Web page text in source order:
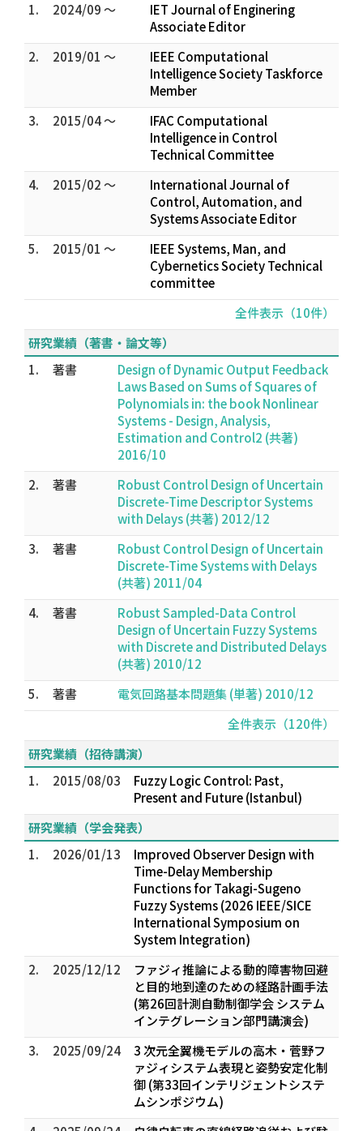
1.
2024/09 ～
IET Journal of Enginering
Associate Editor
2.
2019/01 ～
IEEE Computational
Intelligence Society Taskforce
Member
3.
2015/04 ～
IFAC Computational
Intelligence in Control
Technical Committee
4.
2015/02 ～
International Journal of
Control, Automation, and
Systems Associate Editor
5.
2015/01 ～
IEEE Systems, Man, and
Cybernetics Society Technical
committee
全件表示（10件）
研究業績（著書・論文等）
1.
著書
Design of Dynamic Output Feedback
Laws Based on Sums of Squares of
Polynomials in: the book Nonlinear
Systems - Design, Analysis,
Estimation and Control2 (共著)
2016/10
2.
著書
Robust Control Design of Uncertain
Discrete-Time Descriptor Systems
with Delays (共著) 2012/12
3.
著書
Robust Control Design of Uncertain
Discrete-Time Systems with Delays
(共著) 2011/04
4.
著書
Robust Sampled-Data Control
Design of Uncertain Fuzzy Systems
with Discrete and Distributed Delays
(共著) 2010/12
5.
著書
電気回路基本問題集 (単著) 2010/12
全件表示（120件）
研究業績（招待講演）
1.
2015/08/03
Fuzzy Logic Control: Past,
Present and Future (Istanbul)
研究業績（学会発表）
1.
2026/01/13
Improved Observer Design with
Time-Delay Membership
Functions for Takagi-Sugeno
Fuzzy Systems (2026 IEEE/SICE
International Symposium on
System Integration)
2.
2025/12/12
ファジィ推論による動的障害物回避
と目的地到達のための経路計画手法
(第26回計測自動制御学会 システム
インテグレーション部門講演会)
3.
2025/09/24
3 次元全翼機モデルの高木・菅野フ
ァジィシステム表現と姿勢安定化制
御 (第33回インテリジェントシステ
ムシンポジウム)